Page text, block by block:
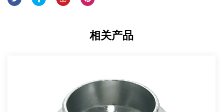
相关产品